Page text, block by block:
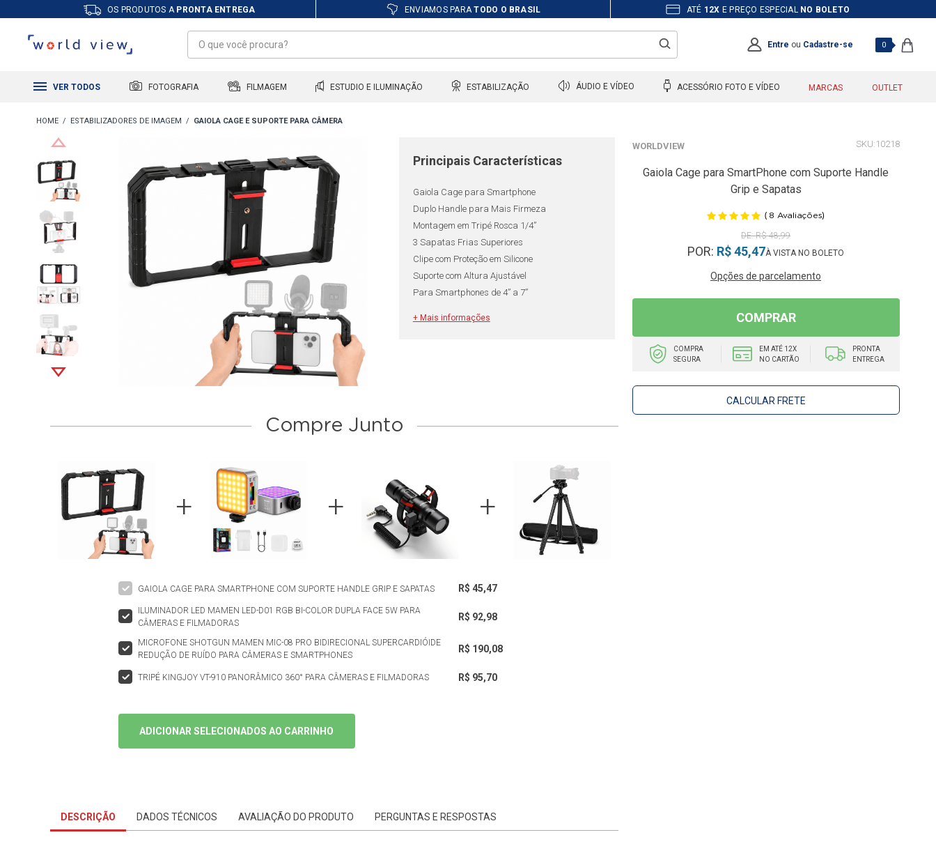
OS PRODUTOS A PRONTA ENTREGA ENVIAMOS PARATODO O BRASIL ATÉ 12X E PREÇO ESPECIAL NO BOLETO
Entre ou Cadastre-se 0
VER TODOS FOTOGRAFIA FILMAGEM ESTUDIO E ILUMINAÇÃO ESTABILIZAÇÃO ÁUDIO E VÍDEO ACESSÓRIO FOTO E VÍDEO MARCAS OUTLET
ESTABILIZADORES DE IMAGEM GAIOLA CAGE E SUPORTE PARA CÂMERA
Principais Características
Gaiola Cage para Smartphone
Duplo Handle para Mais Firmeza
Montagem em Tripé Rosca 1/4”
3 Sapatas Frias Superiores
Clipe com Proteção em Silicone
Suporte com Altura Ajustável
Para Smartphones de 4” a 7”
+ Mais informações
WORLDVIEW 10218
Gaiola Cage para SmartPhone com Suporte Handle
Grip e Sapatas
( 8 Avaliações)
R$ 48,99
POR: R$ 45,47
Opções de parcelamento
COMPRAR
COMPRA
SEGURA
EM ATÉ 12X
NO CARTÃO
PRONTA
ENTREGA
CALCULAR FRETE
Compre Junto
GAIOLA CAGE PARA SMARTPHONE COM SUPORTE HANDLE GRIP E SAPATAS R$ 45,47
ILUMINADOR LED MAMEN LED-D01 RGB BI-COLOR DUPLA FACE 5W PARA
CÂMERAS E FILMADORAS
R$ 92,98
MICROFONE SHOTGUN MAMEN MIC-08 PRO BIDIRECIONAL SUPERCARDIÓIDE
REDUÇÃO DE RUÍDO PARA CÂMERAS E SMARTPHONES
R$ 190,08
TRIPÉ KINGJOY VT-910 PANORÂMICO 360° PARA CÂMERAS E FILMADORAS R$ 95,70
ADICIONAR SELECIONADOS AO CARRINHO
DESCRIÇÃO DADOS TÉCNICOS AVALIAÇÃO DO PRODUTO PERGUNTAS E RESPOSTAS